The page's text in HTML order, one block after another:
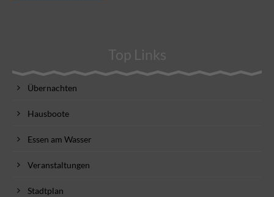
Top Links
Übernachten
Hausboote
Essen am Wasser
Veranstaltungen
Stadtplan